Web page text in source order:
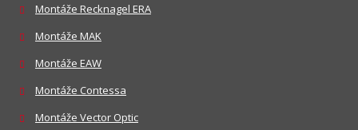
Montáže Recknagel ERA
Montáže MAK
Montáže EAW
Montáže Contessa
Montáže Vector Optic